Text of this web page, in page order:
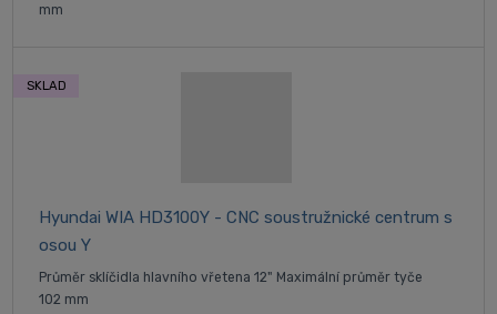
mm
Hyundai WIA HD3100Y - CNC soustružnické centrum s
osou Y
Průměr sklíčidla hlavního vřetena 12" Maximální průměr tyče
102 mm
SKLAD